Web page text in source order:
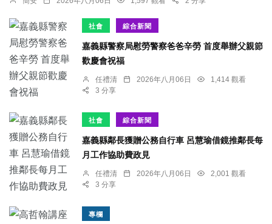
社會 綜合新聞
嘉義縣警察局慰勞警察爸爸辛勞 首度舉辦父親節
歡慶會祝福
任禮清 2026年八月06日
1,414 觀看
3 分享
社會 綜合新聞
嘉義縣鄰長獲贈公務自行車 呂慧瑜借鏡推鄰長每
月工作協助費政見
任禮清 2026年八月06日
2,001 觀看
3 分享
專欄